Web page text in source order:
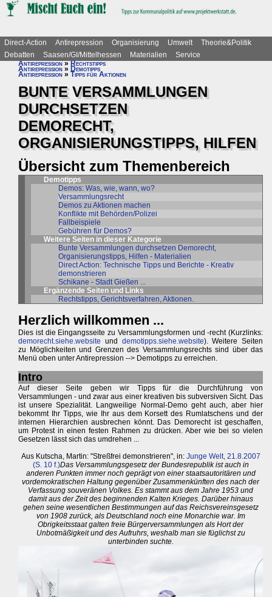
Direct-Action Antirepression Organisierung Umwelt
Theorie&Politik
Debatten
Saasen/GI/Mittelhessen Materialien
Service
Antirepression»Rechtstipps
Antirepression » Demotipps
Antirepression » Tipps für Aktionen
BUNTE VERSAMMLUNGEN
DURCHSETZEN
DEMORECHT,
ORGANISIERUNGSTIPPS, HILFEN
Übersicht zum Themenbereich
Demotipps
Demos: Was, wie, wann, wo?
Versammlungsrecht
Demos zu Aktionen machen
Konflikte mit Behörden/Polizei
Fallbeispiele
Gebühren für Demos?
Weitere Seiten in dieser Kategorie
Bunte Versammlungen durchsetzen Demorecht,
Organisierungstipps, Hilfen - Materialien
Direct Action: Technische Tipps und Berichte - Kreativ
demonstrieren
Schikane - Stadt Gießen ...
Ergänzende Seiten und Links
Rechtstipps, Gerichtsverfahren, Aktionen.
Herzlich willkommen ...
Dies ist die Eingangsseite zu Versammlungsformen und -recht (Kurzlinks:
demorecht.siehe.website und demotipps.siehe.website). Weitere Seiten
zu Möglichkeiten und Grenzen des Versammlungsrechts sind über das
Menü oben unter Antirepression --> Demotipps zu erreichen.
Intro
Auf dieser Seite geben wir Tipps für die Durchführung von
Versammlungen - und zwar aus einer kreativen bis subversiven Sicht. Das
ist unsere Spezialität. Langweilige Normal-Demo geht auch, aber hier
bekommt Ihr Tipps, wie Ihr aus dem Korsett des Rumlatschens und der
internen Hierarchien ausbrechen könnt. Das Demorecht ist geschaffen,
um Protest in einen festen Rahmen zu drücken. Aber wie bei so vielen
Gesetzen lässt sich das umdrehen ...
Aus Kutscha, Martin: "Streßfrei demonstrieren", in: Junge Welt, 21.8.2007
(S. 10 f.)Das Versammlungsgesetz der Bundesrepublik ist auch in
anderen Punkten immer noch geprägt von einer staatsautoritären und
vordemokratischen Haltung gegenüber Zusammenkünften des nach der
Verfassung souveränen Volkes. Es stammt aus dem Jahre 1953 und
damit aus der Zeit des beginnenden Kalten Krieges. Darüber hinaus
gehen seine wesentlichen Bestimmungen auf das Reichsvereinsgesetz
von 1908 zurück, als Deutschland noch eine Monarchie war. Im
Obrigkeitsstaat galten freie Bürgerversammlungen als Hort der
Unbotmäßigkeit und des Aufruhrs, weshalb man sie füglichst zu
unterbinden suchte.